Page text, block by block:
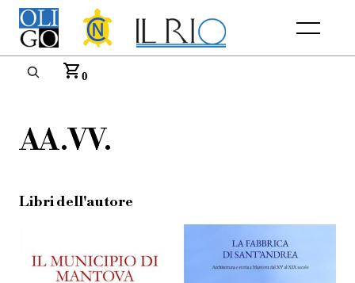
Menu
0
AA.VV.
Libri dell'autore